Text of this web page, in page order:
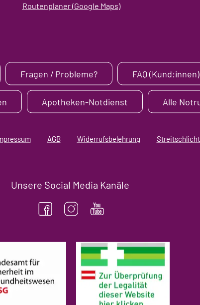
Routenplaner (Google Maps)
Fragen / Probleme? FAQ (Kund:innen)
Apotheken-Notdienst Alle
AGB Widerrufsbelehrung
Unsere Social Media Kanäle
(öffnet in neuem Tab)